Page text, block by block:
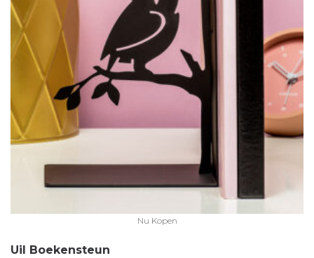
Nu Kopen
Uil Boekensteun